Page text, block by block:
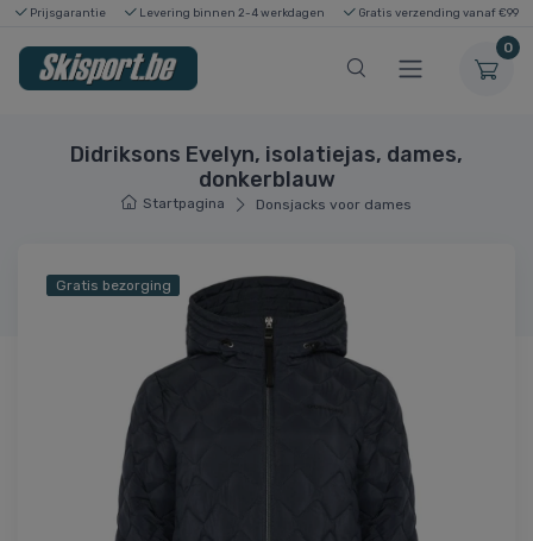
Prijsgarantie Levering binnen 2-4 werkdagen Gratis verzending vanaf €99
0
Didriksons Evelyn, isolatiejas, dames,
donkerblauw
Startpagina Donsjacks voor dames
Gratis bezorging